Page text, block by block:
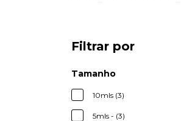
Filtrar por
Tamanho
10mls (3)
5mls - (3)